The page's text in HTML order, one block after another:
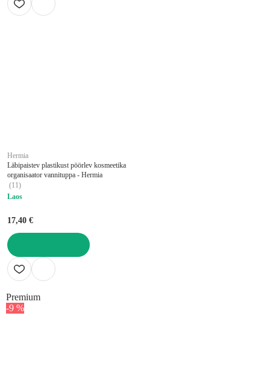
Hermia
Läbipaistev plastikust pöörlev kosmeetika
organisaator vannituppa - Hermia
(11)
Laos
17,40 €
LISA OSTUKORVI
Premium
-9 %